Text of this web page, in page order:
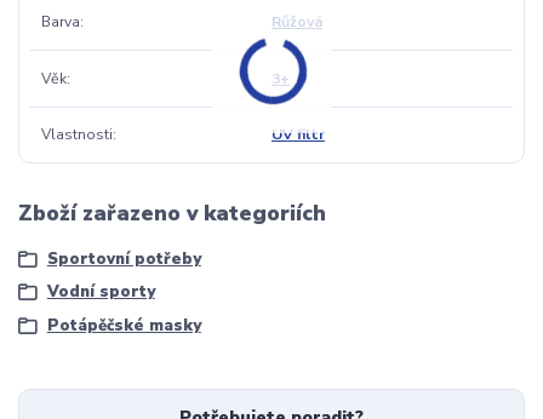
Barva Růžová
Věk 3+
Vlastnosti UV filtr
Zboží zařazeno v kategoriích
Sportovní potřeby
Vodní sporty
Potápěčské masky